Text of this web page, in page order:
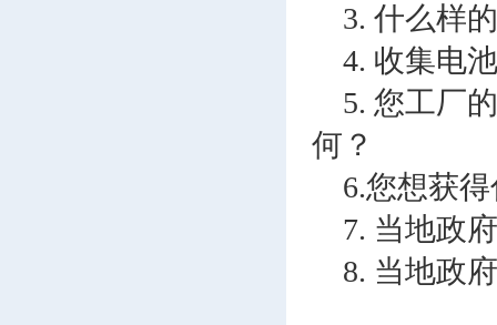
3. 什么样
4. 收集电
5. 您工厂
何？
6.您想获
7. 当地政
8. 当地政